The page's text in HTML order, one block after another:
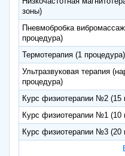
зоны)
Пневмобробка
процедура)
Термотерапия (1 процедура)
Ультразвуковая терапия
процедура)
Курс физиотерапии №2 (15
Курс физиотерапии №1 (10
Курс физиотерапии №3 (20